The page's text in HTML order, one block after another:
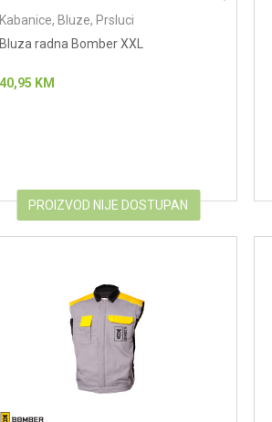
Kabanice, Bluze, Prsluci
Bluza radna Bomber XXL
40,95 KM
PROIZVOD NIJE DOSTUPAN